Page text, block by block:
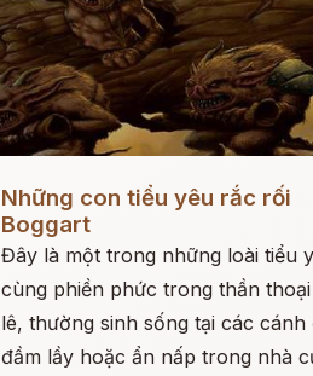
Những con tiểu yêu rắc rối
Boggart
Đây là một trong những loài tiểu
cùng phiền phức trong thần
lê, thường sinh sống tại các cánh
đầm lầy hoặc ẩn nấp trong nhà